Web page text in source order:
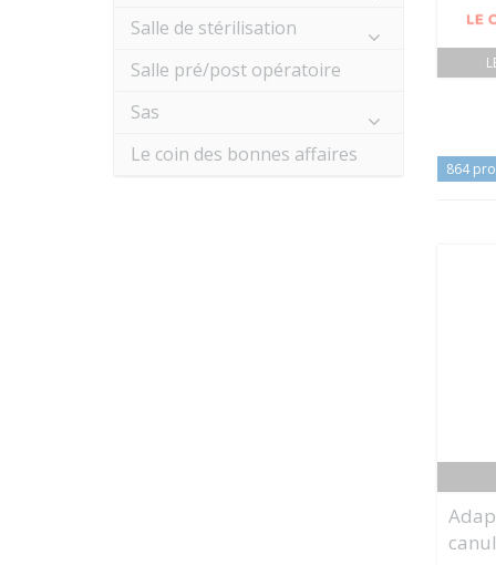
Salle de stérilisation
Salle pré/post opératoire
Sas
Le coin des bonnes affaires
864